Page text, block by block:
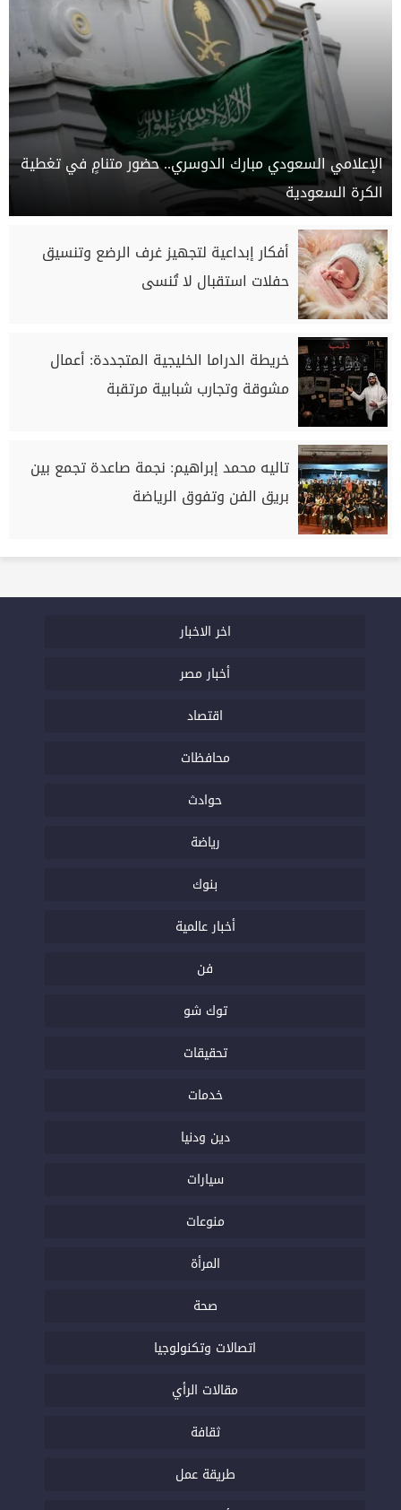
الإعلامي السعودي مبارك الدوسري.. حضور متنامٍ في تغطية
الكرة السعودية
أفكار إبداعية لتجهيز غرف الرضع وتنسيق
حفلات استقبال لا تُنسى
خريطة الدراما الخليجية المتجددة: أعمال
مشوقة وتجارب شبابية مرتقبة
تاليه محمد إبراهيم: نجمة صاعدة تجمع بين
بريق الفن وتفوق الرياضة
اخر الاخبار
أخبار مصر
اقتصاد
محافظات
حوادث
رياضة
بنوك
أخبار عالمية
فن
توك شو
تحقيقات
خدمات
دين ودنيا
سيارات
منوعات
المرأة
صحة
اتصالات وتكنولوجيا
مقالات الرأي
ثقافة
طريقة عمل